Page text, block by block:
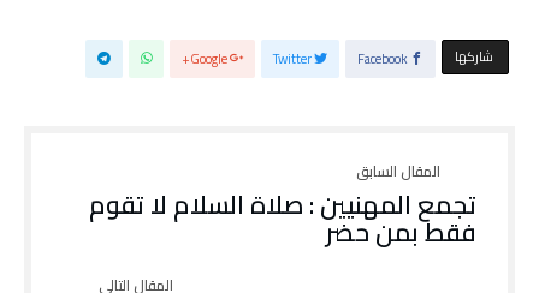
‫‫ شاركها‬ Facebook
Twitter
Google+
تجمع المهنيين : صلاة السلام لا تقوم
فقط بمن حضر